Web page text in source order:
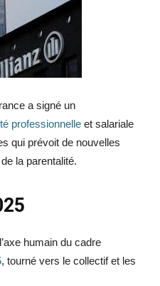
a signé un
professionnelle et salariale
qui prévoit de nouvelles
la parentalité.
humain du cadre
, tourné vers le collectif et les